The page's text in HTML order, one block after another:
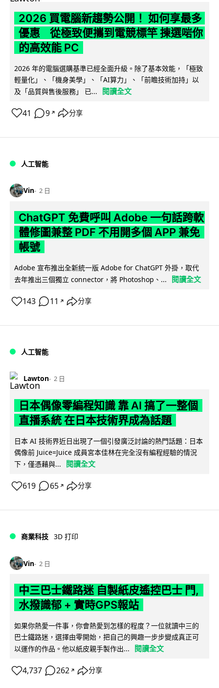
2026 買電腦新趨勢公開！ 如何享最多
優惠 從極致便攜到電競標竿 揀選啱你
的高效能 PC
2026 年的電腦選購基準已經全面升級。除了基本效能，「極致
輕量化」、「機身美學」、「AI算力」、「前瞻技術加持」以
及「品質與售後服務」 已...
閱讀全文
41 9 ↗ 分享
人工智能
Vin 2 日
ChatGPT 免費呼叫 Adobe 一句話跨軟
體修圖兼整 PDF 不用開多個 APP 兼免
帳號
Adobe 宣布推出全新統一版 Adobe for ChatGPT 外掛，取代
去年推出三個獨立 connector，將 Photoshop、...
閱讀全文
143 11 ↗ 分享
人工智能
Lawton 2 日
日本偶像零編程知識 靠 AI 搞了一整個
直播系統 在日本技術界成為話題
日本 AI 技術界近日出現了一個引發廣泛討論的熱門話題：日本
偶像前 Juice=Juice 成員宮本佳林在完全沒有編程經驗的情況
下，僅憑藉與...
閱讀全文
619 65 ↗ 分享
商業科技 3D 打印
Vin 2 日
中三巴士鐵路迷 自製紙皮遙控巴士 門,
水撥識郁 + 實時GPS報站
如果你熱愛一件事，你會熱愛到怎樣的程度？一位就讀中三的
巴士鐵路迷，選擇由零開始，把自己的興趣一步步變成真正可
以運作的作品。他以紙皮親手製作出...
閱讀全文
4,737 262 ↗ 分享